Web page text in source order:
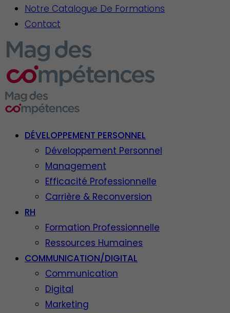
Notre Catalogue De Formations
Contact
DÉVELOPPEMENT PERSONNEL
Développement Personnel
Management
Efficacité Professionnelle
Carrière & Reconversion
RH
Formation Professionnelle
Ressources Humaines
COMMUNICATION/DIGITAL
Communication
Digital
Marketing